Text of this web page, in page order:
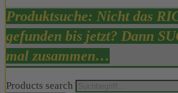
Produktsuche: Nicht das
gefunden bis jetzt? Dann
mal zusammen…
Products search